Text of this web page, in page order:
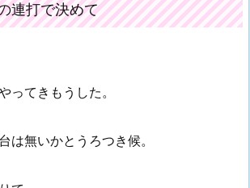
連打で決めて
ってきもうした。
は無いかとうろつき候。